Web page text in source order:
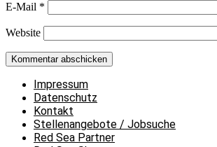
E-Mail *
Website
Impressum
Datenschutz
Kontakt
Stellenangebote / Jobsuche
Red Sea Partner